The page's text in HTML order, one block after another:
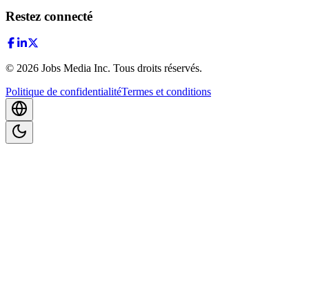
Restez connecté
© 2026 Jobs Media Inc. Tous droits réservés.
Politique de confidentialitéTermes et conditions